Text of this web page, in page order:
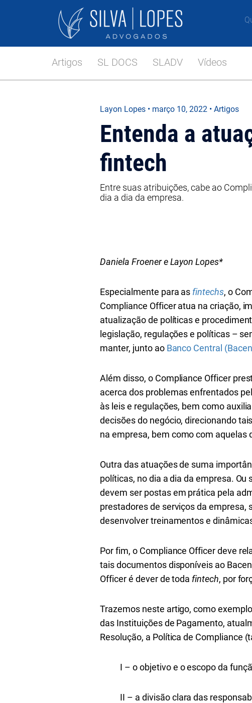
Artigos SL DOCS SLADV Vídeos
Layon Lopes • março 10, 2022 • Artigos
Entenda a
fintech
Entre suas atribuições, cabe ao
dia a dia da empresa.
Daniela Froener e Layon Lopes*
Especialmente para as fintechs, o
Compliance Officer atua na criação,
atualização de políticas e
legislação, regulações e políticas –
manter, junto ao Banco Central
Além disso, o Compliance Officer
acerca dos problemas enfrentados
às leis e regulações, bem como
decisões do negócio, direcionando
na empresa, bem como com aquelas
Outra das atuações de suma
políticas, no dia a dia da empresa.
devem ser postas em prática pela
prestadores de serviços da empresa,
desenvolver treinamentos e
Por fim, o Compliance Officer deve
tais documentos disponíveis ao
Officer é dever de toda fintech, por
Trazemos neste artigo, como
das Instituições de Pagamento,
Resolução, a Política de Compliance
I – o objetivo e o escopo da
II – a divisão clara das